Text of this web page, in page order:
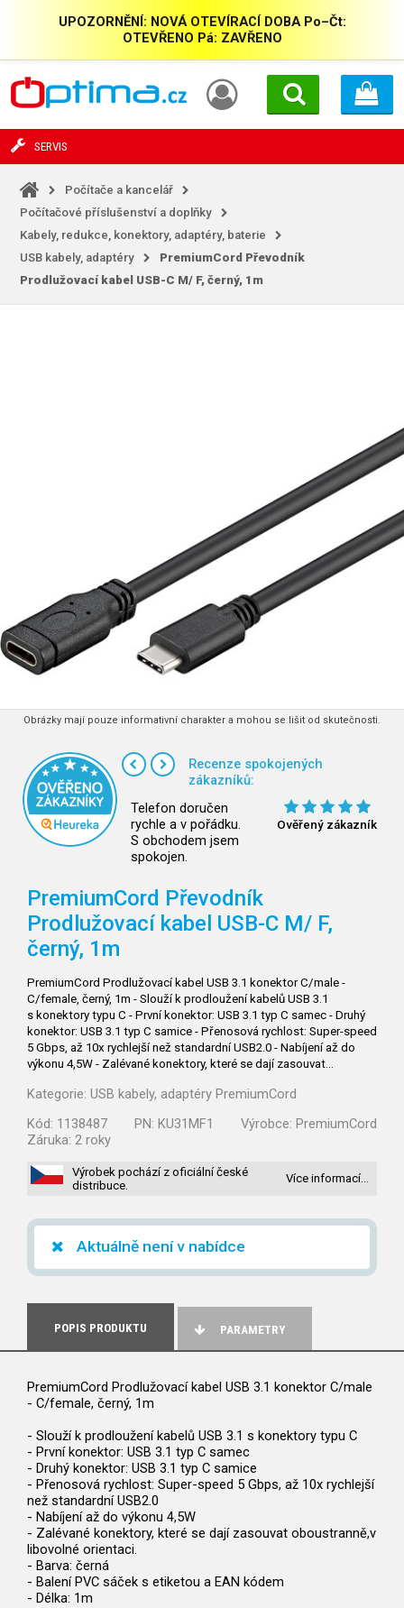
UPOZORNĚNÍ: NOVÁ OTEVÍRACÍ DOBA Po–Čt:
OTEVŘENO Pá: ZAVŘENO
SERVIS
Počítače a kancelář
Počítačové příslušenství a doplňky
Kabely, redukce, konektory, adaptéry, baterie
USB kabely, adaptéry
PremiumCord Převodník
Prodlužovací kabel USB-C M/ F, černý, 1m
Obrázky mají pouze informativní charakter a mohou se lišit od skutečnosti.
Recenze spokojených
zákazníků:
Telefon doručen
rychle a v pořádku.
S obchodem jsem
spokojen.
Ověřený zákazník
PremiumCord Převodník
Prodlužovací kabel USB-C M/ F,
černý, 1m
PremiumCord Prodlužovací kabel USB 3.1 konektor C/male -
C/female, černý, 1m - Slouží k prodloužení kabelů USB 3.1
s konektory typu C - První konektor: USB 3.1 typ C samec - Druhý
konektor: USB 3.1 typ C samice - Přenosová rychlost: Super-speed
5 Gbps, až 10x rychlejší než standardní USB2.0 - Nabíjení až do
výkonu 4,5W - Zalévané konektory, které se dají zasouvat…
Kategorie: USB kabely, adaptéry PremiumCord
Kód: 1138487 PN: KU31MF1 Výrobce: PremiumCord
Záruka: 2 roky
Výrobek pochází z oficiální české
distribuce.
Více informací…
Aktuálně není v nabídce
POPIS PRODUKTU PARAMETRY
PremiumCord Prodlužovací kabel USB 3.1 konektor C/male
- C/female, černý, 1m
- Slouží k prodloužení kabelů USB 3.1 s konektory typu C
- První konektor: USB 3.1 typ C samec
- Druhý konektor: USB 3.1 typ C samice
- Přenosová rychlost: Super-speed 5 Gbps, až 10x rychlejší
než standardní USB2.0
- Nabíjení až do výkonu 4,5W
- Zalévané konektory, které se dají zasouvat oboustranně,v
libovolné orientaci.
- Barva: černá
- Balení PVC sáček s etiketou a EAN kódem
- Délka: 1m